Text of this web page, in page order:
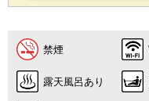
禁煙
露天風呂あり